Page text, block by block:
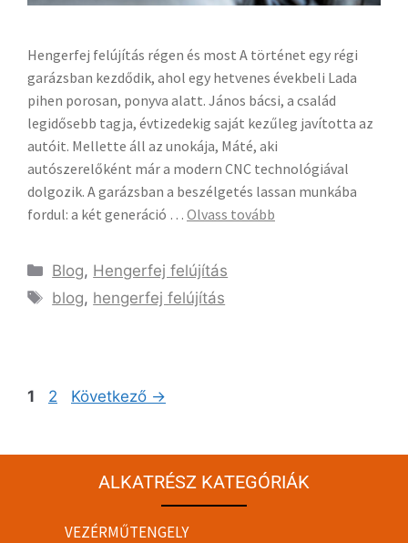
Hengerfej felújítás régen és most A történet egy régi
garázsban kezdődik, ahol egy hetvenes évekbeli Lada
pihen porosan, ponyva alatt. János bácsi, a család
legidősebb tagja, évtizedekig saját kezűleg javította az
autóit. Mellette áll az unokája, Máté, aki
autószerelőként már a modern CNC technológiával
dolgozik. A garázsban a beszélgetés lassan munkába
fordul: a két generáció … Olvass tovább
Blog, Hengerfej felújítás
blog, hengerfej felújítás
1 2 Következő →
ALKATRÉSZ KATEGÓRIÁK
VEZÉRMŰTENGELY